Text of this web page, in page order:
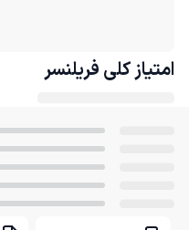
امتیاز کلی فریلنسر